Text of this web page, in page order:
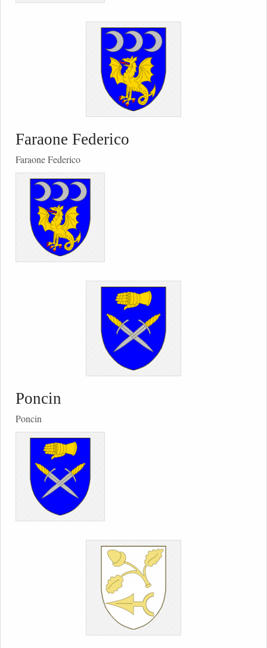
Faraone Federico
Faraone Federico
Poncin
Poncin